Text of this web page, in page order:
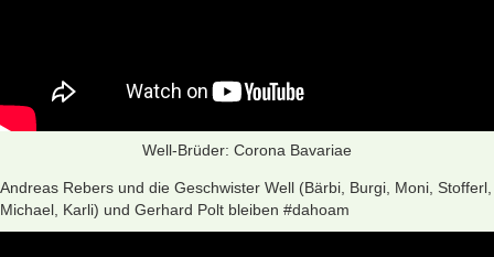
Well-Brüder: Corona Bavariae
Andreas Rebers und die Geschwister Well (Bärbi, Burgi, Moni, Stofferl,
Michael, Karli) und Gerhard Polt bleiben #dahoam